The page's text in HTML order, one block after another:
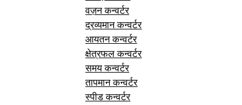
वज़न कन्वर्टर
द्रव्यमान कन्वर्टर
आयतन कन्वर्टर
क्षेत्रफल कन्वर्टर
समय कन्वर्टर
तापमान कन्वर्टर
स्पीड कन्वर्टर